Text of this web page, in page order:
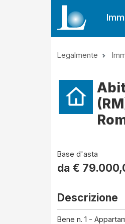
Legalmente
Base d'asta
da €
Descrizione
Bene n. 1 -